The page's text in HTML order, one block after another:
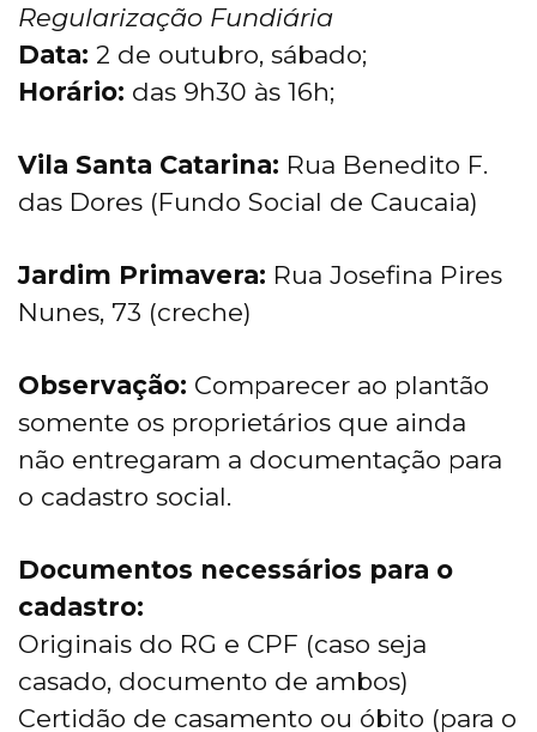
Regularização Fundiária
Data: 2 de outubro, sábado;
Horário: das 9h30 às 16h;
Vila Santa Catarina: Rua Benedito F.
das Dores (Fundo Social de Caucaia)
Jardim Primavera: Rua Josefina Pires
Nunes, 73 (creche)
Observação: Comparecer ao plantão
somente os proprietários que ainda
não entregaram a documentação para
o cadastro social.
Documentos necessários para o
cadastro:
Originais do RG e CPF (caso seja
casado, documento de ambos)
Certidão de casamento ou óbito (para o